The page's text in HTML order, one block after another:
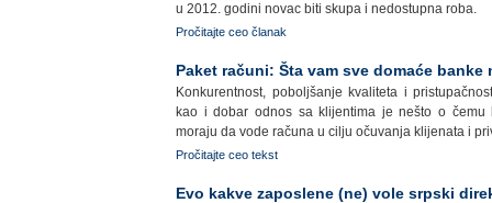
u 2012. godini novac biti skupa i nedostupna roba.
Pročitajte ceo članak
Paket računi: Šta vam sve domaće banke
Konkurentnost, poboljšanje kvaliteta i
kao i dobar odnos sa klijentima je nešto o čemu
moraju da vode računa u cilju očuvanja klijenata i
Pročitajte ceo tekst
Evo kakve zaposlene (ne) vole srpski